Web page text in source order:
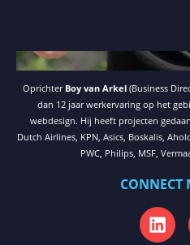
Oprichter Boy van Arkel (Business
dan 12 jaar werkervaring op het
webdesign. Hij heeft projecten
Dutch Airlines, KPN, Asics, Boskalis,
PWC, Philips, MSF,
CONNECT